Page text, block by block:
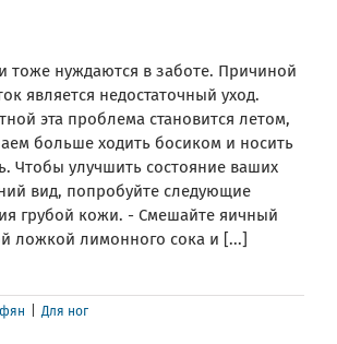
тоже нуждаются в заботе. Причиной
является недостаточный уход.
эта проблема становится летом,
больше ходить босиком и носить
Чтобы улучшить состояние ваших
вид, попробуйте следующие
грубой кожи. - Смешайте яичный
ложкой лимонного сока и [...]
Для ног